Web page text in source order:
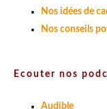
Nos idées de
Nos conseils
Ecouter nos
Audible